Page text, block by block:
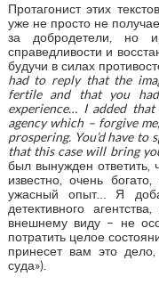
Протагонист этих
уже не просто не
за добродетели, но
справедливости и
будучи в силах
had to reply that the
fertile and that you
experience… I added
agency which – forgive
prospering. You’d have
that this case will bring
был вынужден
известно, очень
ужасный опыт… Я
детективного
внешнему виду – не
потратить целое
принесет вам это
суда»).